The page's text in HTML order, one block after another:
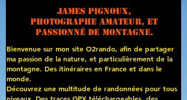
James PIGNOUX,
photographe amateur, et
passionné de montagne.
Bienvenue sur mon site O2rando, afin de partager
ma passion de la nature, et particulièrement de la
montagne. Des itinéraires en France et dans le
monde.
Découvrez une multitude de randonnées pour tous